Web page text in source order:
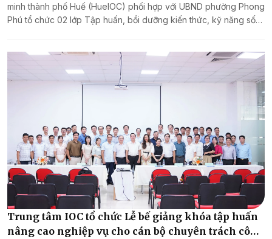
minh thành phố Huế (HueIOC) phối hợp với UBND phường Phong
Phú tổ chức 02 lớp Tập huấn, bồi dưỡng kiến thức, kỹ năng số
và người dân trên địa bàn phường Phong Phú.
Trung tâm IOC tổ chức Lễ bế giảng khóa tập huấn
nâng cao nghiệp vụ cho cán bộ chuyên trách công